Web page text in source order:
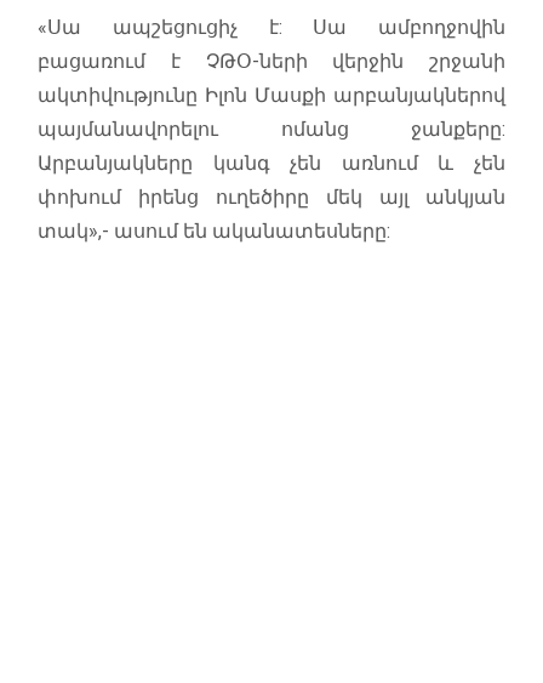
«Սա ապշեցուցիչ է: Սա ամբողջովին
բացառում է ՉԹՕ-ների վերջին շրջանի
ակտիվությունը Իլոն Մասքի արբանյակներով
պայմանավորելու ոմանց ջանքերը:
Արբանյակները կանգ չեն առնում և չեն
փոխում իրենց ուղեծիրը մեկ այլ անկյան
տակ»,- ասում են ականատեսները: